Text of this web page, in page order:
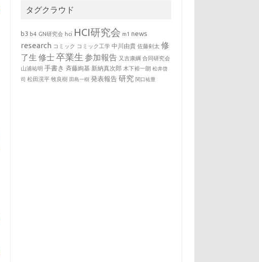
タグクラウド
b3 b4 GN研究会 hci HCI研究会 m1 news
research コミック コミック工学 中川由貴 佐藤剣太 修
了生 修士卒業生 参加報告 又吉康綱 合同研究会
山浦祐明 手書き 斉藤絢基 新納真次郎 木下裕一朗 松井啓
司 松田滉平 牧良樹 田島一樹 発表報告 研究 関口祐豊